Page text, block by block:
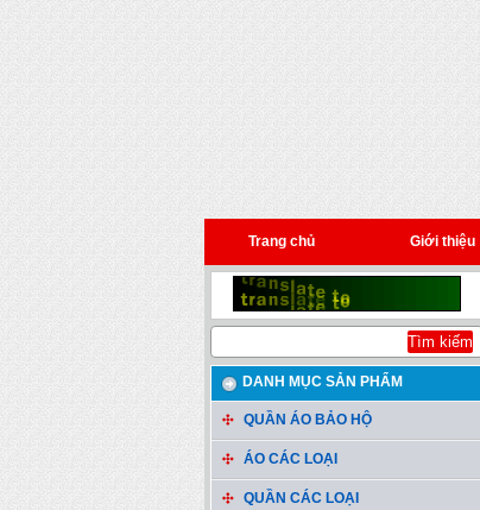
Trang chủ Giới thiệu
DANH MỤC SẢN PHẨM
QUẦN ÁO BẢO HỘ
ÁO CÁC LOẠI
QUẦN CÁC LOẠI